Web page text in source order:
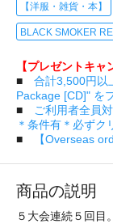
【洋服・雑貨・本】
BLACK SMOKER
【プレゼントキャ
■ 合計3,500円以
Package [CD]" を
■
ご利用者全員
＊条件有＊必ずク
■
【Overseas
商品の説明
５大会連続５回目